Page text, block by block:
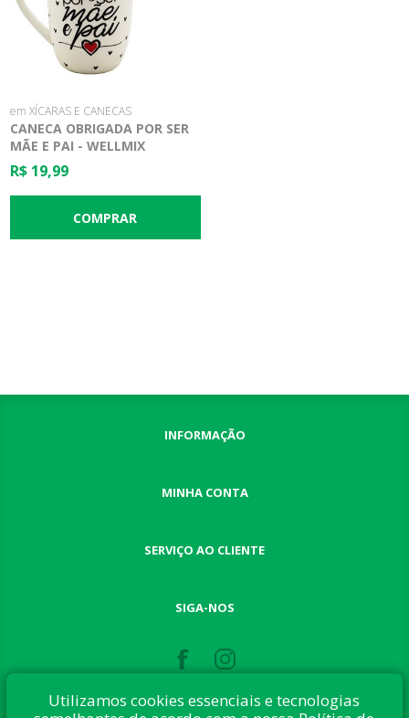
em XÍCARAS E CANECAS
CANECA OBRIGADA POR SER
MÃE E PAI - WELLMIX
R$ 19,99
INFORMAÇÃO
MINHA CONTA
SERVIÇO AO CLIENTE
SIGA-NOS
Utilizamos cookies essenciais e tecnologias